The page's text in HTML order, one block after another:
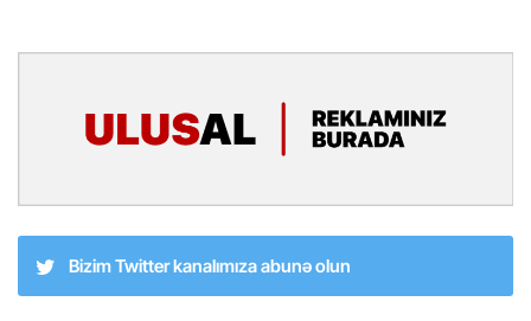
Bizim Twitter kanalımıza abunə olun